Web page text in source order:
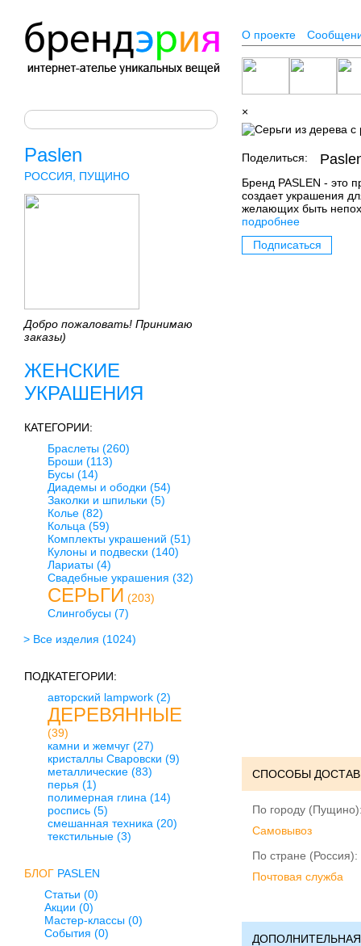
О проекте
Paslen
РОССИЯ, ПУЩИНО
Добро пожаловать! Принимаю
заказы)
ЖЕНСКИЕ
УКРАШЕНИЯ
КАТЕГОРИИ:
Браслеты (260)
Броши (113)
Бусы (14)
Диадемы и ободки (54)
Заколки и шпильки (5)
Колье (82)
Кольца (59)
Комплекты украшений (51)
Кулоны и подвески (140)
Лариаты (4)
Свадебные украшения (32)
СЕРЬГИ (203)
Слингобусы (7)
> Все изделия (1024)
ПОДКАТЕГОРИИ:
авторский lampwork (2)
ДЕРЕВЯННЫЕ
(39)
камни и жемчуг (27)
кристаллы Сваровски (9)
металлические (83)
перья (1)
полимерная глина (14)
роспись (5)
смешанная техника (20)
текстильные (3)
БЛОГ PASLEN
Статьи (0)
Акции (0)
Мастер-классы (0)
События (0)
×
Поделиться:
Бренд PASLEN - это
создает украшения
желающих быть
подробнее
Подписаться
СПОСОБЫ
По городу
Cамовывоз
По стране (Россия):
Почтовая служба